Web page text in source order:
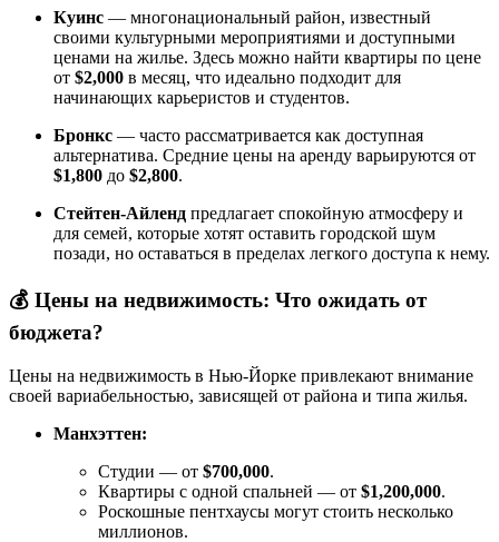
Куинс — многонациональный район, известный
своими культурными мероприятиями и доступными
ценами на жилье. Здесь можно найти квартиры по цене
от $2,000 в месяц, что идеально подходит для
начинающих карьеристов и студентов.
Бронкс — часто рассматривается как доступная
альтернатива. Средние цены на аренду варьируются от
$1,800 до $2,800.
Стейтен-Айленд предлагает спокойную атмосферу и
для семей, которые хотят оставить городской шум
позади, но оставаться в пределах легкого доступа к нему.
💰 Цены на недвижимость: Что ожидать от
бюджета?
Цены на недвижимость в Нью-Йорке привлекают внимание
своей вариабельностью, зависящей от района и типа жилья.
Манхэттен:
Студии — от $700,000.
Квартиры с одной спальней — от $1,200,000.
Роскошные пентхаусы могут стоить несколько
миллионов.